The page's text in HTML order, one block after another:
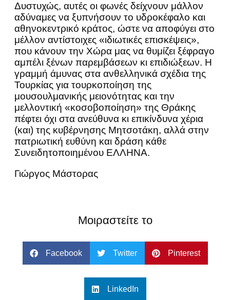
Δυστυχώς, αυτές οι φωνές δείχνουν μάλλον
αδύναμες να ξυπνήσουν το υδροκέφαλο και
αθηνοκεντρικό κράτος, ώστε να αποφύγει στο
μέλλον αντίστοιχες «ιδιωτικές επισκέψεις»,
που κάνουν την Χώρα μας να θυμίζει ξέφραγο
αμπέλι ξένων παρεμβάσεων κι επιδιώξεων. Η
γραμμή άμυνας στα ανθελληνικά σχέδια της
Τουρκίας για τουρκοποίηση της
μουσουλμανικής μειονότητας και την
μελλοντική «κοσοβοποίηση» της Θράκης
πέφτει όχι στα ανεύθυνα κι επικίνδυνα χέρια
(και) της κυβέρνησης Μητσοτάκη, αλλά στην
πατριωτική ευθύνη και δράση κάθε
Συνειδητοποιημένου ΕΛΛΗΝΑ.
Γιώργος Μάστορας
Μοιραστείτε το
Facebook Twitter Pinterest
LinkedIn